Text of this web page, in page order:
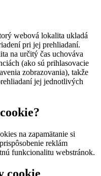
webová lokalita ukladá
pri jej prehliadaní.
na určitý čas uchováva
(ako sú prihlasovacie
zobrazovania), takže
jej jednotlivých
na zapamätanie si
reklám
funkcionalitu webstránok.